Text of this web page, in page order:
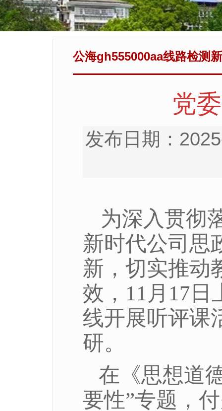
公海gh555000aa线路检测
党
发布日期：
为深入贯彻
新时代公司思
新，切实推动
效， 11月17
线开展听评课
研。
在《思想道
要性”专题，